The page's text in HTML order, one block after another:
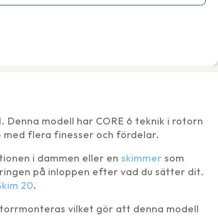
modell har CORE 6 teknik i rotorn
flera finesser och fördelar.
i dammen eller en skimmer som
på inloppen efter vad du sätter dit.
20.
vilket gör att denna modell